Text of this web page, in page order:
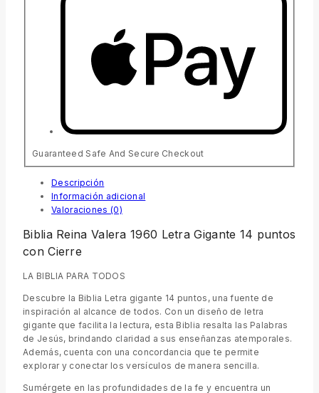
Guaranteed Safe And Secure Checkout
Descripción
Información adicional
Valoraciones (0)
Biblia Reina Valera 1960 Letra Gigante 14 puntos
con Cierre
LA BIBLIA PARA TODOS
Descubre la Biblia Letra gigante 14 puntos, una fuente de
inspiración al alcance de todos. Con un diseño de letra
gigante que facilita la lectura, esta Biblia resalta las Palabras
de Jesús, brindando claridad a sus enseñanzas atemporales.
Además, cuenta con una concordancia que te permite
explorar y conectar los versículos de manera sencilla.
Sumérgete en las profundidades de la fe y encuentra un